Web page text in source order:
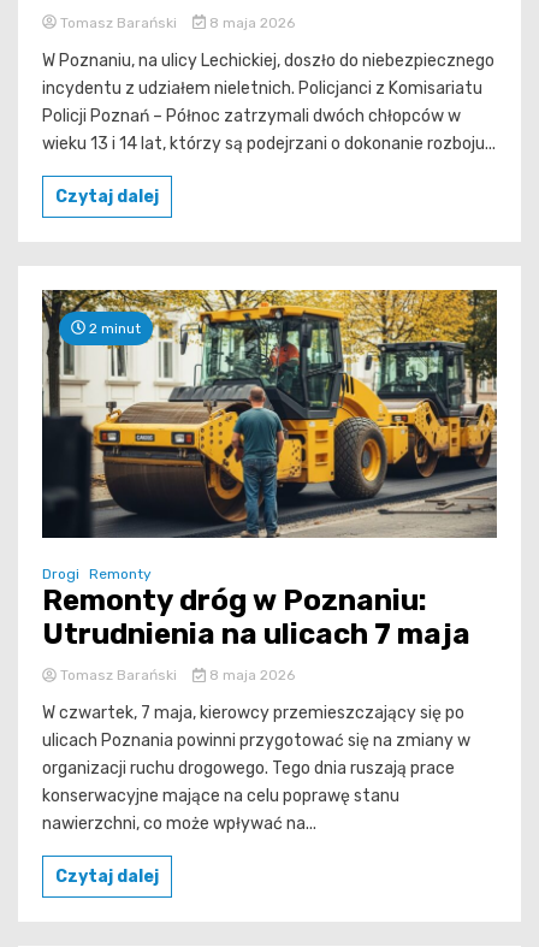
Tomasz Barański 8 maja 2026
W Poznaniu, na ulicy Lechickiej, doszło do niebezpiecznego
incydentu z udziałem nieletnich. Policjanci z Komisariatu
Policji Poznań – Północ zatrzymali dwóch chłopców w
wieku 13 i 14 lat, którzy są podejrzani o dokonanie rozboju...
Czytaj dalej
2 minut
Drogi Remonty
Remonty dróg w Poznaniu:
Utrudnienia na ulicach 7 maja
Tomasz Barański 8 maja 2026
W czwartek, 7 maja, kierowcy przemieszczający się po
ulicach Poznania powinni przygotować się na zmiany w
organizacji ruchu drogowego. Tego dnia ruszają prace
konserwacyjne mające na celu poprawę stanu
nawierzchni, co może wpływać na...
Czytaj dalej